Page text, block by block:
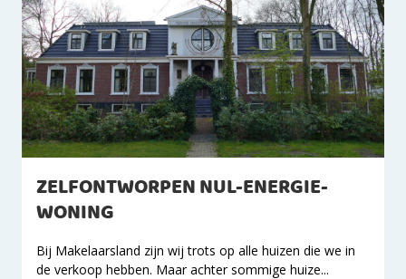
ZELFONTWORPEN NUL-ENERGIE-
WONING
Bij Makelaarsland zijn wij trots op alle huizen die we in
de verkoop hebben. Maar achter sommige huize...